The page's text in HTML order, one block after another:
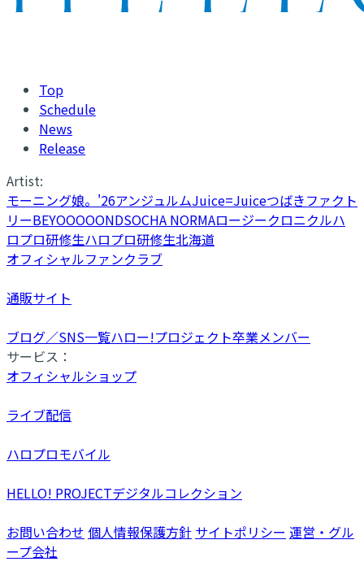
Top
Schedule
News
Release
Artist:
モーニング娘。'26アンジュルムJuice=Juiceつばきファクト
リーBEYOOOOONDSOCHA NORMAロージークロニクルハ
ロプロ研修生ハロプロ研修生北海道
オフィシャルファンクラブ
通販サイト
ブログ／SNS一覧ハロー!プロジェクト卒業メンバー
サービス：
オフィシャルショップ
ライブ配信
ハロプロモバイル
HELLO! PROJECTデジタルコレクション
お問い合わせ 個人情報保護方針 サイトポリシー 運営・グル
ープ会社